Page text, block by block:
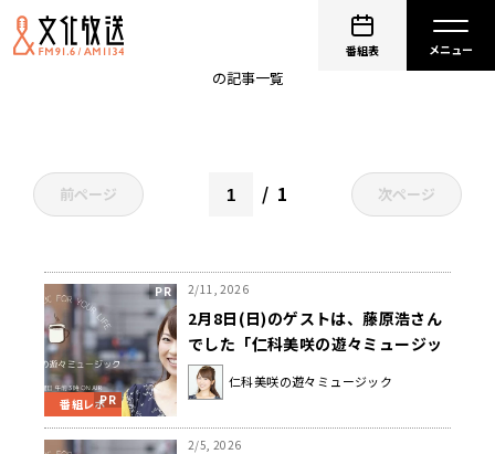
番組表
の記事一覧
前ページ 1 次ページ
番組レポ
2/11, 2026
2月8日(日)のゲストは、藤原浩さん
でした「仁科美咲の遊々ミュージッ
ク」
仁科美咲の遊々ミュージック
2/5, 2026